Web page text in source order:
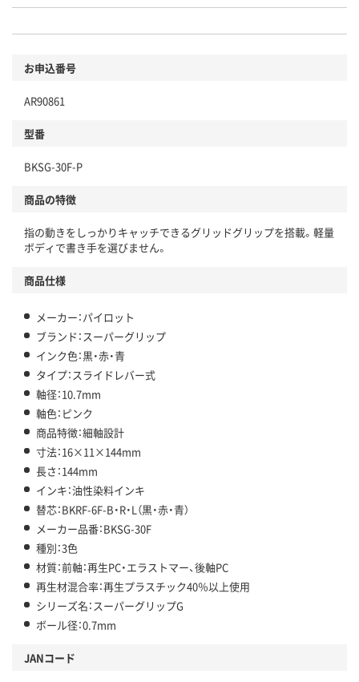
お申込番号
AR90861
型番
BKSG-30F-P
商品の特徴
指の動きをしっかりキャッチできるグリッドグリップを搭載。軽量
ボディで書き手を選びません。
商品仕様
メーカー：パイロット
ブランド：スーパーグリップ
インク色：黒・赤・青
タイプ：スライドレバー式
軸径：10.7mm
軸色：ピンク
商品特徴：細軸設計
寸法：16×11×144mm
長さ：144mm
インキ：油性染料インキ
替芯：BKRF-6F-B・R・L（黒・赤・青）
メーカー品番：BKSG-30F
種別：3色
材質：前軸：再生PC・エラストマー、後軸PC
再生材混合率：再生プラスチック40％以上使用
シリーズ名：スーパーグリップG
ボール径：0.7mm
JANコード